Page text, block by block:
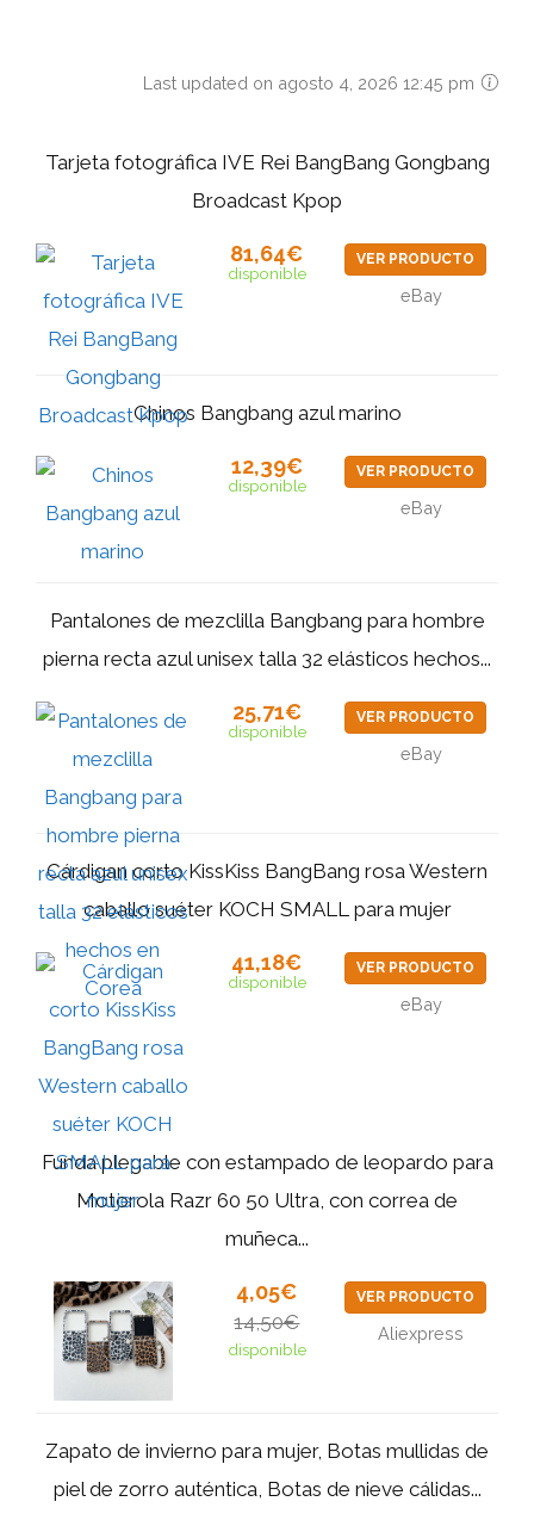
Last updated on agosto 4, 2026 12:45 pm
Tarjeta fotográfica IVE Rei BangBang Gongbang
Broadcast Kpop
81,64€
disponible
VER PRODUCTO
eBay
Chinos Bangbang azul marino
12,39€
disponible
VER PRODUCTO
eBay
Pantalones de mezclilla Bangbang para hombre
pierna recta azul unisex talla 32 elásticos hechos...
25,71€
disponible
VER PRODUCTO
eBay
Cárdigan corto KissKiss BangBang rosa Western
caballo suéter KOCH SMALL para mujer
41,18€
disponible
VER PRODUCTO
eBay
Funda plegable con estampado de leopardo para
Motorola Razr 60 50 Ultra, con correa de
muñeca...
4,05€
14,50€
disponible
VER PRODUCTO
Aliexpress
Zapato de invierno para mujer, Botas mullidas de
piel de zorro auténtica, Botas de nieve cálidas...